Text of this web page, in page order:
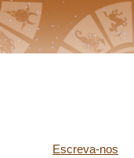
Escreva-nos